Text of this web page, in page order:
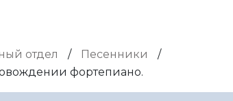
отдел / Песенники
/
фортепиано.